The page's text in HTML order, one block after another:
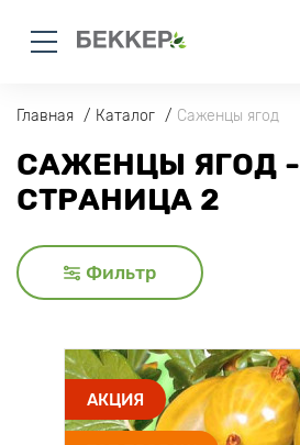
Главная Каталог Саженцы ягод
САЖЕНЦЫ ЯГОД -
СТРАНИЦА 2
Фильтр
АКЦИЯ